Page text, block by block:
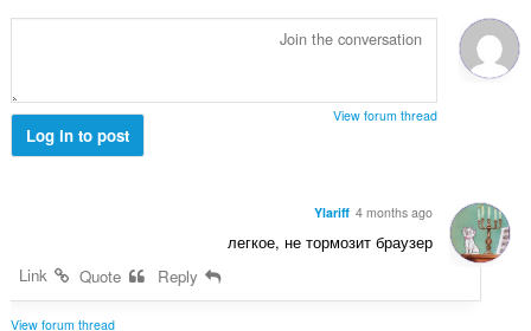
:ר
ו
ם
View forum thread
Log in to post
Ylariff 4 months ago
легкое, не тормозит браузер
View forum thread